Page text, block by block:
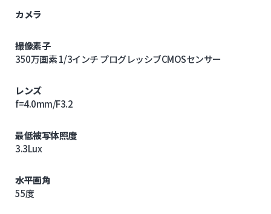
カメラ
撮像素子
350万画素 1/3インチ プログレッシブCMOSセンサー
レンズ
f=4.0mm/F3.2
最低被写体照度
3.3Lux
水平画角
55度